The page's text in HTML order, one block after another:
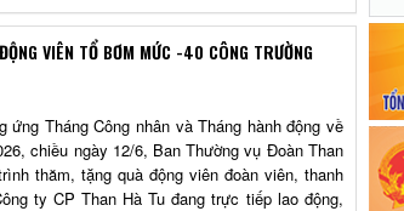
VIÊN TỔ BƠM MỨC -40 CÔNG TRƯỜNG
ứng Tháng Công nhân và Tháng hành động về
chiều ngày 12/6, Ban Thường vụ Đoàn Than
thăm, tặng quà động viên đoàn viên, thanh
ty CP Than Hà Tu đang trực tiếp lao động,